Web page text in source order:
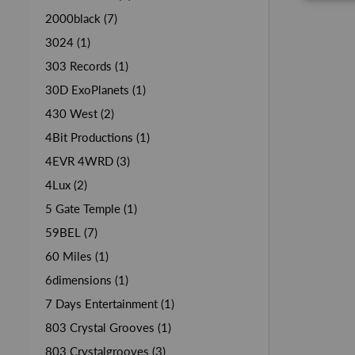
2000black (7)
3024 (1)
303 Records (1)
30D ExoPlanets (1)
430 West (2)
4Bit Productions (1)
4EVR 4WRD (3)
4Lux (2)
5 Gate Temple (1)
59BEL (7)
60 Miles (1)
6dimensions (1)
7 Days Entertainment (1)
803 Crystal Grooves (1)
803 Crystalgrooves (3)